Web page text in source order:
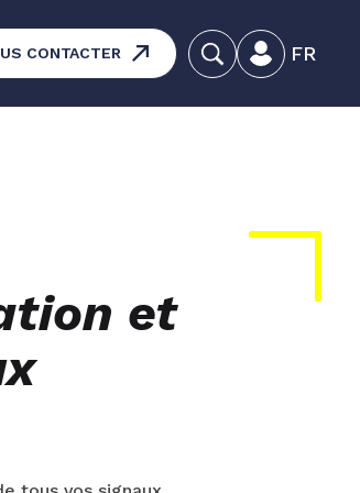
- Maintenance des
CONTACTER FR
et